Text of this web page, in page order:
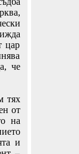
цар
че
тях
от
на
и